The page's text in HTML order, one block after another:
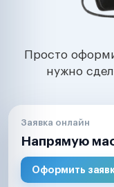
Просто
нужно
Заявка онлайн
Напрямую
Оформить